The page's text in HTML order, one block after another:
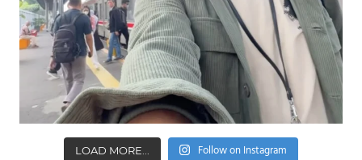
LOAD MORE... Follow on Instagram